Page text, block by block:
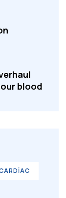
blood